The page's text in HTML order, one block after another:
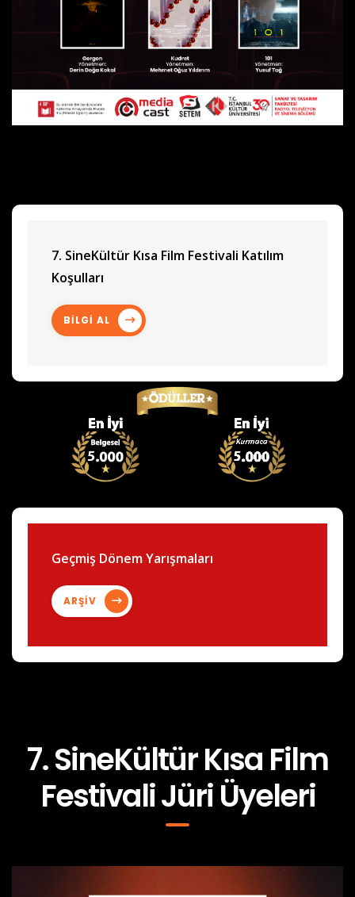
7. SineKültür Kısa Film Festivali Katılım
Koşulları
BİLGİ AL
Geçmiş Dönem Yarışmaları
ARŞİV
7. SineKültür Kısa Film
Festivali Jüri Üyeleri